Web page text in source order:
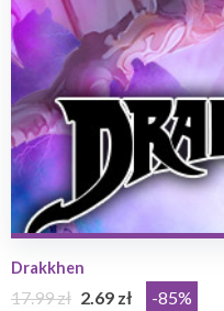
Drakkhen
17.99 zł 2.69 zł -85%